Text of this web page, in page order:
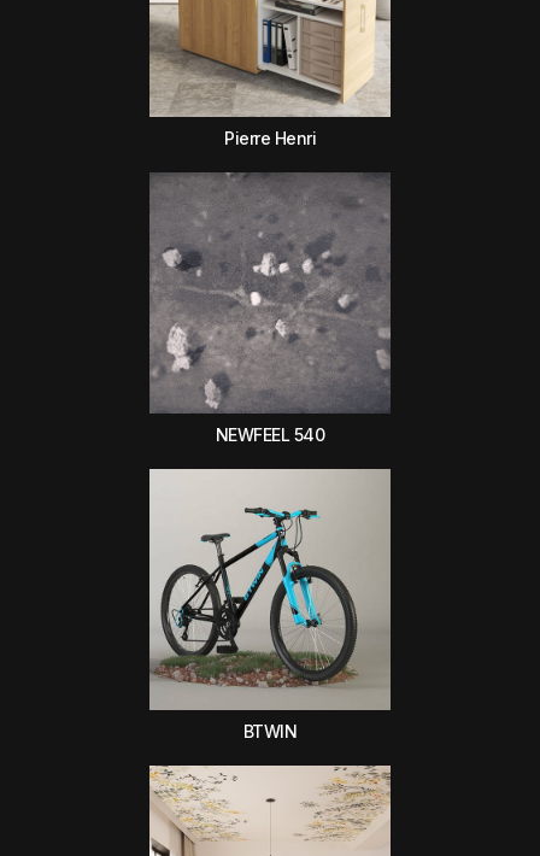
Pierre Henri
NEWFEEL 540
BTWIN